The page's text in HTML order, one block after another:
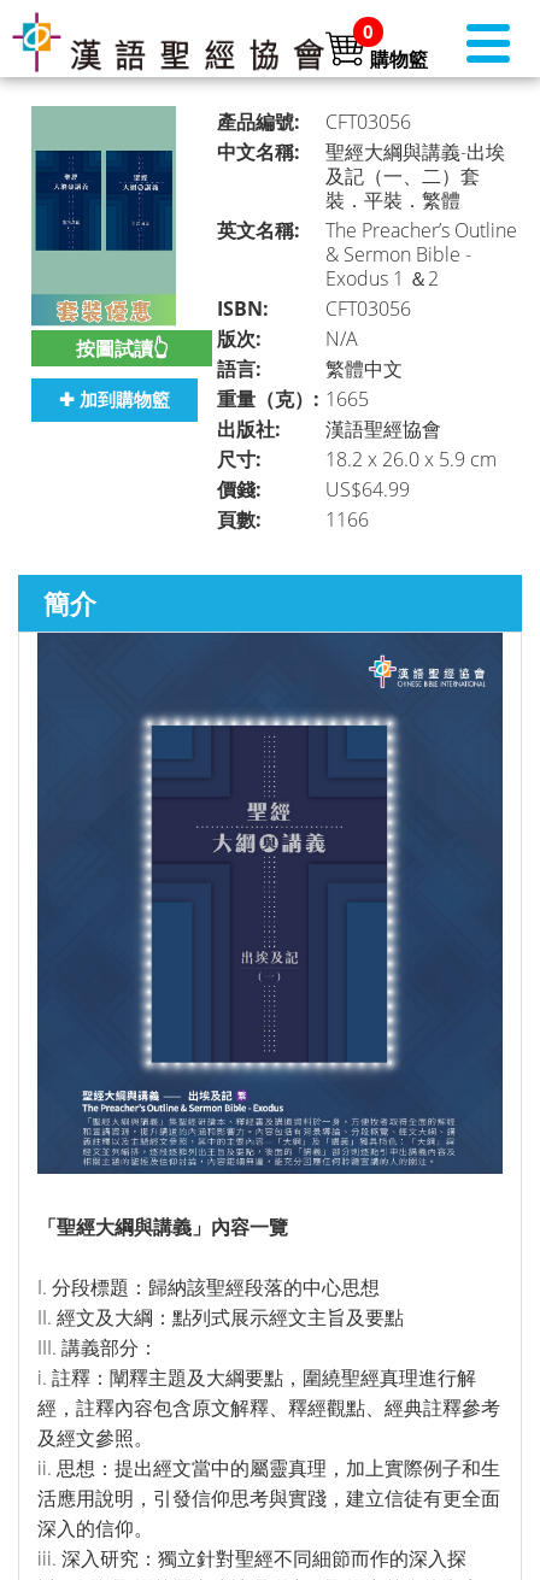
0
購物籃
書店首頁 (美國) ►
本月推介
聖經
聖經研究 ►
講道／事奉
靈修／讀經
兒童青少年系列
福音禮品
電子書
產品目錄
按圖試讀👆
✚ 加到購物籃
產品編號:
CFT03056
中文名稱:
聖經大綱與講義-出埃
及記（一、二）套
裝．平裝．繁體
英文名稱:
The Preacher’s Outline
& Sermon Bible -
Exodus 1 ＆2
ISBN:
CFT03056
版次:
N/A
語言:
繁體中文
重量（克）: 1665
出版社:
漢語聖經協會
尺寸:
18.2 x 26.0 x 5.9 cm
價錢:
US$64.99
頁數:
1166
簡介
「聖經大綱與講義」內容一覽
I. 分段標題：歸納該聖經段落的中心思想
II. 經文及大綱：點列式展示經文主旨及要點
III. 講義部分：
i. 註釋：闡釋主題及大綱要點，圍繞聖經真理進行解
經，註釋內容包含原文解釋、釋經觀點、經典註釋參考
及經文參照。
ii. 思想：提出經文當中的屬靈真理，加上實際例子和生
活應用說明，引發信仰思考與實踐，建立信徒有更全面
深入的信仰。
iii. 深入研究：獨立針對聖經不同細節而作的深入探